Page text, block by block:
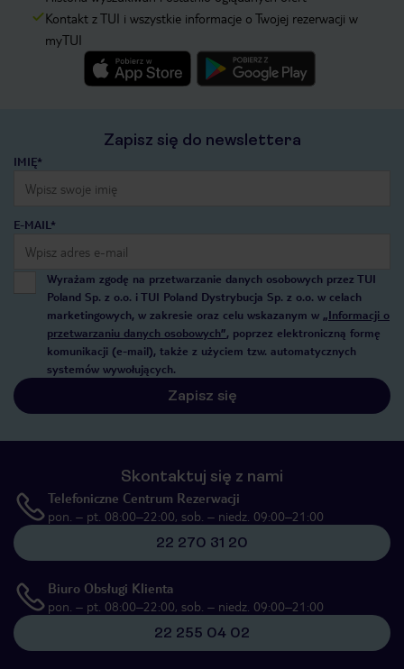
Kontakt z TUI i wszystkie informacje o Twojej rezerwacji w
myTUI
Zapisz się do newslettera
IMIĘ*
E-MAIL*
Wyrażam zgodę na przetwarzanie danych osobowych przez TUI
Poland Sp. z o.o. i TUI Poland Dystrybucja Sp. z o.o. w celach
marketingowych, w zakresie oraz celu wskazanym w „Informacji o
przetwarzaniu danych osobowych”, poprzez elektroniczną formę
komunikacji (e-mail), także z użyciem tzw. automatycznych
systemów wywołujących.
Zapisz się
Skontaktuj się z nami
Telefoniczne Centrum Rezerwacji
pon. – pt. 08:00–22:00, sob. – niedz. 09:00–21:00
22 270 31 20
Biuro Obsługi Klienta
pon. – pt. 08:00–22:00, sob. – niedz. 09:00–21:00
22 255 04 02